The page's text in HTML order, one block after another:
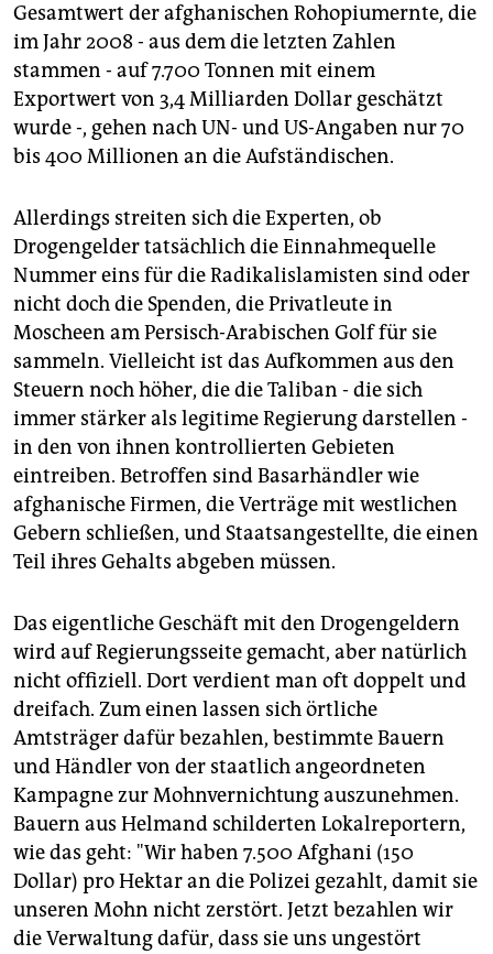
Gesamtwert der afghanischen Rohopiumernte, die
im Jahr 2008 - aus dem die letzten Zahlen
stammen - auf 7.700 Tonnen mit einem
Exportwert von 3,4 Milliarden Dollar geschätzt
wurde -, gehen nach UN- und US-Angaben nur 70
bis 400 Millionen an die Aufständischen.
Allerdings streiten sich die Experten, ob
Drogengelder tatsächlich die Einnahmequelle
Nummer eins für die Radikalislamisten sind oder
nicht doch die Spenden, die Privatleute in
Moscheen am Persisch-Arabischen Golf für sie
sammeln. Vielleicht ist das Aufkommen aus den
Steuern noch höher, die die Taliban - die sich
immer stärker als legitime Regierung darstellen -
in den von ihnen kontrollierten Gebieten
eintreiben. Betroffen sind Basarhändler wie
afghanische Firmen, die Verträge mit westlichen
Gebern schließen, und Staatsangestellte, die einen
Teil ihres Gehalts abgeben müssen.
Das eigentliche Geschäft mit den Drogengeldern
wird auf Regierungsseite gemacht, aber natürlich
nicht offiziell. Dort verdient man oft doppelt und
dreifach. Zum einen lassen sich örtliche
Amtsträger dafür bezahlen, bestimmte Bauern
und Händler von der staatlich angeordneten
Kampagne zur Mohnvernichtung auszunehmen.
Bauern aus Helmand schilderten Lokalreportern,
wie das geht: "Wir haben 7.500 Afghani (150
Dollar) pro Hektar an die Polizei gezahlt, damit sie
unseren Mohn nicht zerstört. Jetzt bezahlen wir
die Verwaltung dafür, dass sie uns ungestört